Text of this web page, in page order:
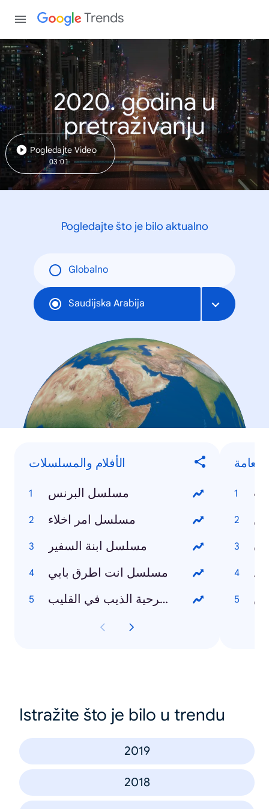
Trends
2020. godina u
pretraživanju
Pogledajte Video
03:01
Pogledajte što je bilo aktualno
Globalno
Saudijska Arabija
الأفلام والمسلسلات
مسلسل البرنس
مسلسل امر اخلاء
مسلسل ابنة السفير
مسلسل انت اطرق بابي
مسرحية الذيب في القليب
Istražite što je bilo u trendu
2019
2018